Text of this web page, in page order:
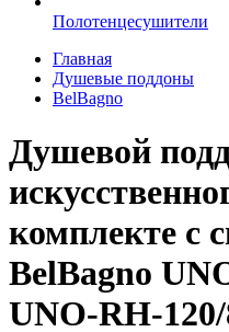
Полотенцесушители
Главная
Душевые поддоны
BelBagno
Душевой
комплекте с
BelBagno
UNO-RH-